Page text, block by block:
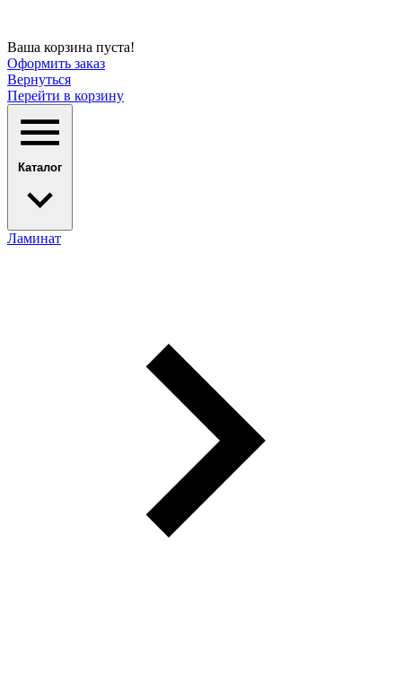
Ваша корзина пуста!
Оформить заказ
Вернуться
Перейти в корзину
Каталог
Ламинат